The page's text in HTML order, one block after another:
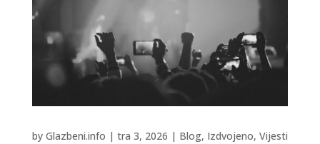
by Glazbeni.info | tra 3, 2026 | Blog, Izdvojeno, Vijesti